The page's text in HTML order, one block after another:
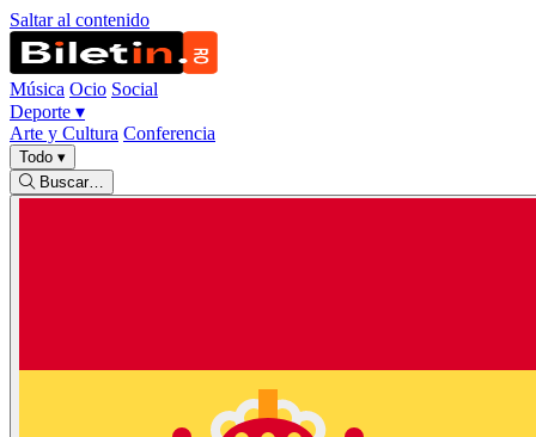
Saltar al contenido
Música Ocio Social
Deporte ▾
Arte y Cultura Conferencia
Todo ▾
Buscar…